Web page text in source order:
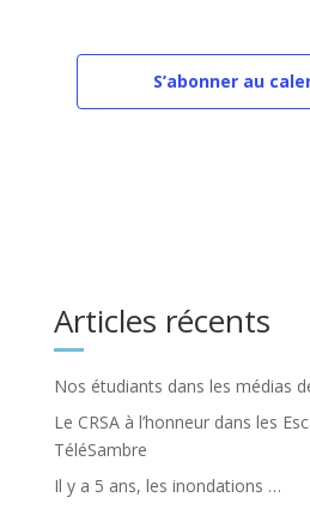
S’abonner au
Articles récents
Nos étudiants dans les médias
Le CRSA à l’honneur dans les
TéléSambre
Il y a 5 ans, les inondations …